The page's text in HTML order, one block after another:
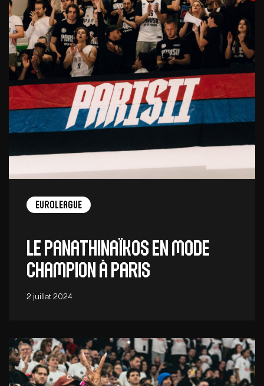
EuroLeague
Le Panathinaïkos en mode
champion à Paris
2 juillet 2024